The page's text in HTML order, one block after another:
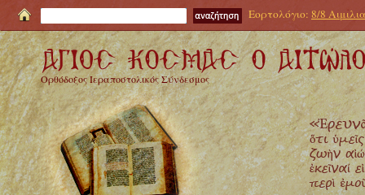
Εορτολόγιο: 8/8
Ορθόδοξος Ιεραποστολικός Σύνδεσμος